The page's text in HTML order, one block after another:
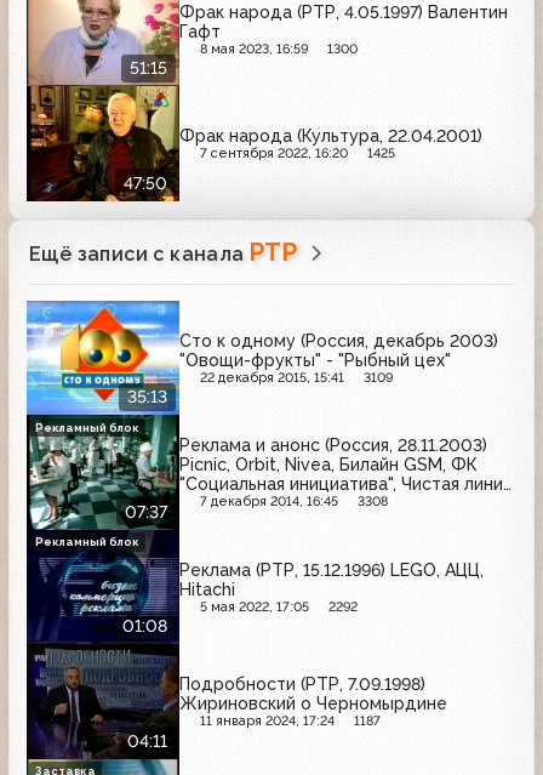
51:15
Фрак народа (РТР, 4.05.1997) Валентин
Гафт
8 мая 2023, 16:59 1300
47:50
Фрак народа (Культура, 22.04.2001)
7 сентября 2022, 16:20 1425
Ещё записи с канала РТР
35:13
Сто к одному (Россия, декабрь 2003)
"Овощи-фрукты" - "Рыбный цех"
22 декабря 2015, 15:41 3109
07:37
Реклама и анонс (Россия, 28.11.2003)
Picnic, Orbit, Nivea, Билайн GSM, ФК
"Социальная инициатива", Чистая линия,
Чешский стандарт, Фруктовый сад,
7 декабря 2014, 16:45 3308
Рекламный блок
01:08
Реклама (РТР, 15.12.1996) LEGO, АЦЦ,
Hitachi
5 мая 2022, 17:05 2292
Рекламный блок
04:11
Подробности (РТР, 7.09.1998)
Жириновский о Черномырдине
11 января 2024, 17:24 1187
Заставка